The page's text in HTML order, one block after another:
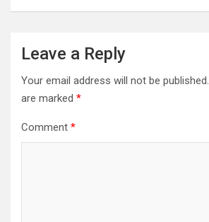
Leave a Reply
Your email address will not be published.
are marked *
Comment *